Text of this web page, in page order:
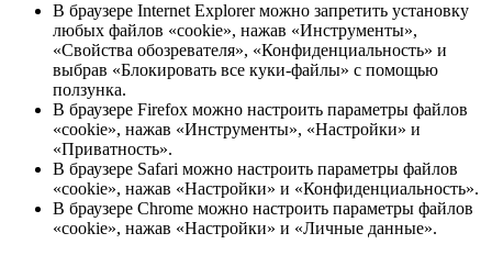
В браузере Internet Explorer можно запретить установку
любых файлов «cookie», нажав «Инструменты»,
«Свойства обозревателя», «Конфиденциальность» и
выбрав «Блокировать все куки-файлы» с помощью
ползунка.
В браузере Firefox можно настроить параметры файлов
«cookie», нажав «Инструменты», «Настройки» и
«Приватность».
В браузере Safari можно настроить параметры файлов
«cookie», нажав «Настройки» и «Конфиденциальность».
В браузере Chrome можно настроить параметры файлов
«cookie», нажав «Настройки» и «Личные данные».